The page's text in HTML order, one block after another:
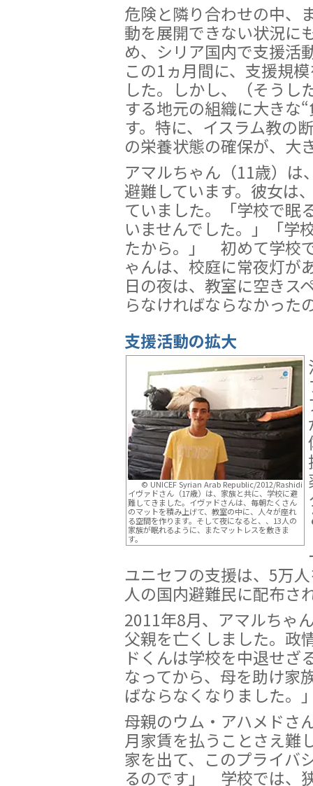
危険と隣り合わせの中、
動を展開できない状況に
め、シリア国内で支援活
この1ヵ月間に、支援規
した。しかし、（そうし
する地元の組織に大きな
す。特に、イスラム教の
の栄養状態の確保が、大
アマルちゃん（11歳）は
避難しています。彼女は
ていました。「学校で眠
いませんでした。」「学
たから。」 初めて学校
ゃんは、校庭に常夜灯が
日の夜は、教室に空きス
らなければならなかった
支援活動の拡大
© UNICEF Syrian Arab Republic/2012/Rashidi
イヴァドさん（17歳）は、家族と共に、学校に避
難してきました。イヴァドさんは、毎朝たくさん
のマットを積み上げて、教室の中に、人々が座れ
る空間を作ります。そして夜になると、、13人の
家族が眠れるように、またマットレスを敷きま
す。
ユニセフの支援は、5万
人の国内避難民に配布さ
2011年8月、アマルちゃ
父親を亡くしました。政
ドくんは学校を中退せざ
なってから、母を助け家
ばならなくなりました
母親のウム・アハメドさ
月家賃を払うことさえ難
家を出て、このプライバ
るのです」 学校では、